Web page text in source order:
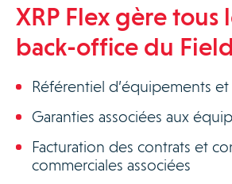
XRP Flex gère tous
back-office du
Référentiel d’équipements
Garanties associées aux
Facturation des contrats et
commerciales associées